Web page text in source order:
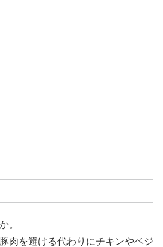
。
肉を避ける代わりにチキンやベジ